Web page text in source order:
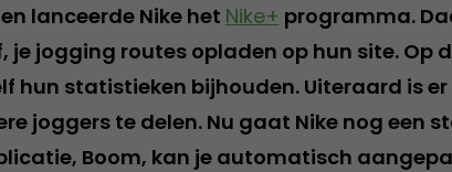
lanceerde Nike het Nike+ programma.
je jogging routes opladen op hun site. Op
hun statistieken bijhouden. Uiteraard is
joggers te delen. Nu gaat Nike nog een
Boom, kan je automatisch